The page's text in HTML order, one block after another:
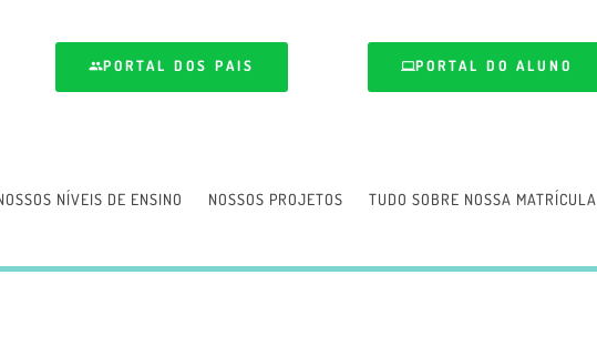
PORTAL DOS PAIS PORTAL DO ALUNO
NÍVEIS DE ENSINO NOSSOS PROJETOS TUDO SOBRE NOSSA MATRÍCULA